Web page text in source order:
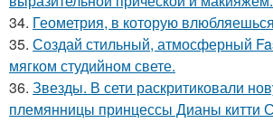
34. Геометрия, в которую
35. Создай стильный, атмосферный
мягком студийном свете.
36. Звезды. В сети раскритиковали
племянницы принцессы Дианы китти